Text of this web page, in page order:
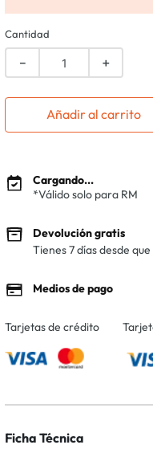
Cantidad
＋
－
Añadir al carrito
Cargando...
*Válido solo para RM
Devolución gratis
Tienes 7 días desde
Medios de pago
Tarjetas de crédito
Ficha Técnica